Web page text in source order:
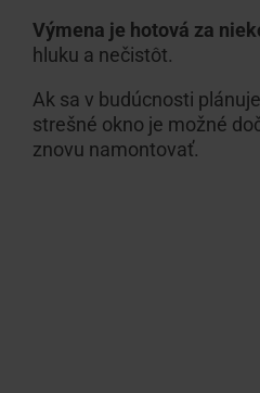
Výmena je hotová za
hluku a nečistôt.
Ak sa v budúcnosti plánuje
strešné okno je možné
znovu namontovať.